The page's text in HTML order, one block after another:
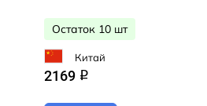
Остаток 10 шт
Китай
2169 q